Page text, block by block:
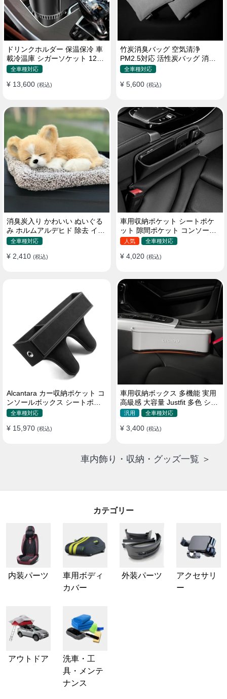
ドリンクホルダー 保温保冷 車
載冷温庫 シガーソケット 12V
車用 車中泊
全車種対応
¥ 13,600 (税込)
竹炭消臭バッグ 空気清浄
PM2.5対応 活性炭バッグ 消臭
車用 デオドラント 繰り返し使
全車種対応
¥ 5,600 (税込)
消臭炭入り かわいい ぬいぐる
み ホルムアルデヒド 除去 イン
テリア 贈り物
全車種対応
¥ 2,410 (税込)
車用収納ポケット シートポケ
ット 隙間ポケット コンソール
ボックス カー用品
人気 全車種対応
¥ 4,020 (税込)
Alcantara カー収納ポケット コ
ンソールボックス シートポケ
ット 隙間ポケットセット
全車種対応
¥ 15,970 (税込)
車用収納ボックス 多機能 実用
高級感 大容量 Justfit 多色 シー
トポケット ギャップ 隙間収納
汎用 全車種対応
¥ 3,400 (税込)
車内飾り・収納・グッズ一覧 ＞
カテゴリー
内装パーツ
車用ボディ
カバー
外装パーツ
アクセサリ
ー
アウトドア
洗車・工
具・メンテ
ナンス